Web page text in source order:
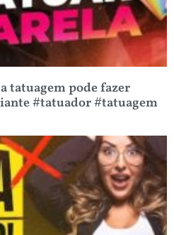
tatuagem pode fazer
#tatuador #tatuagem